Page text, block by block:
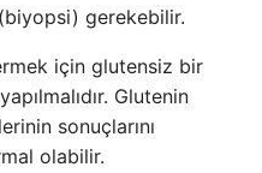
gerekebilir.
için glutensiz bir
Glutenin
sonuçlarını
olabilir.